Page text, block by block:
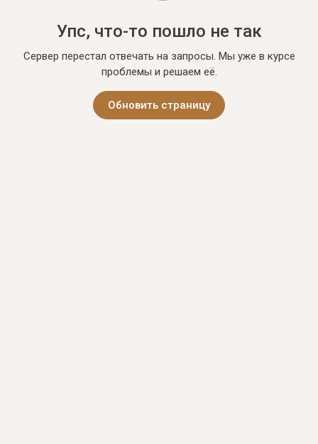
Упс, что-то пошло не так
Сервер перестал отвечать на запросы. Мы уже в курсе
проблемы и решаем её.
Обновить страницу